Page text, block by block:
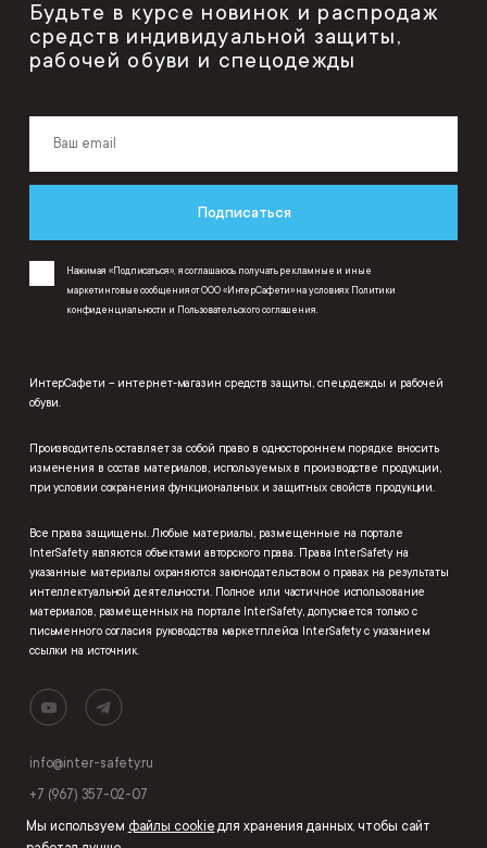
Будьте в курсе новинок и распродаж
средств индивидуальной защиты,
рабочей обуви и спецодежды
Подписаться
Нажимая «Подписаться», я соглашаюсь получать рекламные и иные
маркетинговые сообщения от ООО «ИнтерСафети» на условиях Политики
конфиденциальности и Пользовательского соглашения.
ИнтерСафети – интернет-магазин средств защиты, спецодежды и рабочей
обуви.
Производитель оставляет за собой право в одностороннем порядке вносить
изменения в состав материалов, используемых в производстве продукции,
при условии сохранения функциональных и защитных свойств продукции.
Все права защищены. Любые материалы, размещенные на портале
InterSafety являются объектами авторского права. Права InterSafety на
указанные материалы охраняются законодательством о правах на результаты
интеллектуальной деятельности. Полное или частичное использование
материалов, размещенных на портале InterSafety, допускается только с
письменного согласия руководства маркетплейса InterSafety с указанием
ссылки на источник.
info@inter-safety.ru
+7 (967) 357-02-07
Мы используем файлы cookieдля хранения данных, чтобы сайт